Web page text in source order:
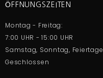
ÖFFNUNGSZEITEN
Montag - Freitag:
7:00 UHR - 15:00 UHR
Samstag, Sonntag, Feiertage
Geschlossen